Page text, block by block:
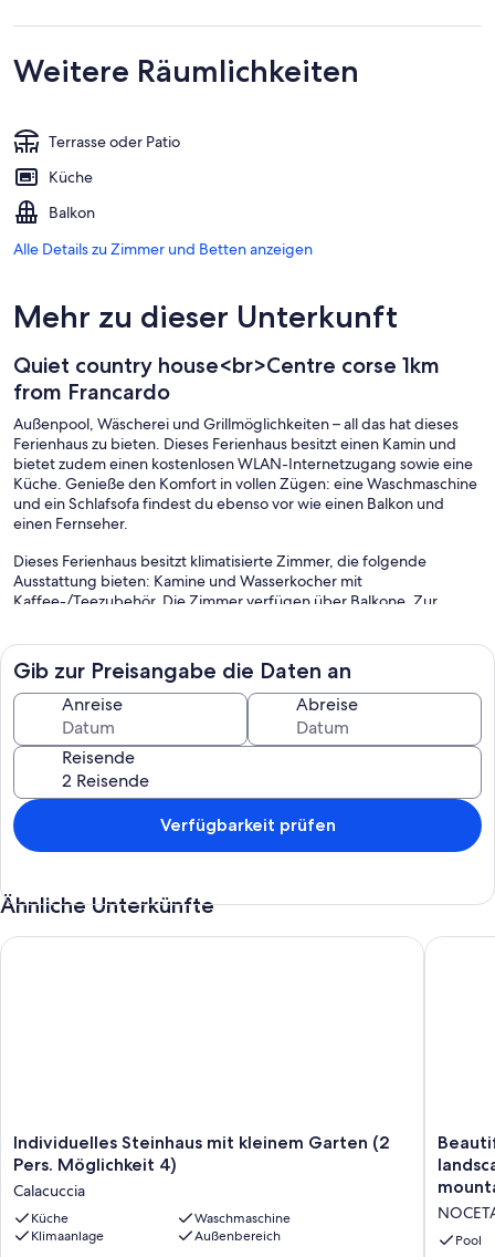
Weitere Räumlichkeiten
Terrasse oder Patio
Küche
Balkon
Alle Details zu Zimmer und Betten anzeigen
Mehr zu dieser Unterkunft
Quiet country house<br>Centre corse 1km
from Francardo
Außenpool, Wäscherei und Grillmöglichkeiten – all das hat dieses
Ferienhaus zu bieten. Dieses Ferienhaus besitzt einen Kamin und
bietet zudem einen kostenlosen WLAN-Internetzugang sowie eine
Küche. Genieße den Komfort in vollen Zügen: eine Waschmaschine
und ein Schlafsofa findest du ebenso vor wie einen Balkon und
einen Fernseher.
Dieses Ferienhaus besitzt klimatisierte Zimmer, die folgende
Ausstattung bieten: Kamine und Wasserkocher mit
Kaffee-/Teezubehör. Die Zimmer verfügen über Balkone. Zur
der Küchen gehören Kühlschrank, Herdplatte, Mikrowelle und
Kochgeschirr/Geschirr/Besteck.
Zur Badausstattung gehören Duschen und Haartrockner. Dir steht
ein kostenloser Internetzugang (WLAN) zur Verfügung.
Dieses Ferienhaus verfügt über folgendes Angebot: Außenpool.
Die unten aufgeführten Freizeitaktivitäten werden entweder vor
Ort oder in der Nähe angeboten. Es können dabei Gebühren
anfallen.
Gib zur Preisangabe die Daten an
Anreise Abreise
Reisende
Verfügbarkeit prüfen
Ähnliche Unterkünfte
Individuelles
Steinhaus
kleinem
Garten
(2
Individuelles Steinhaus mit kleinem Garten (2
Pers. Möglichkeit 4)
Calacuccia
Küche
Waschmaschine
Klimaanlage
Außenbereich
Individuelles Steinhaus mit kleinem Garten (2 Pers.
in
Pool